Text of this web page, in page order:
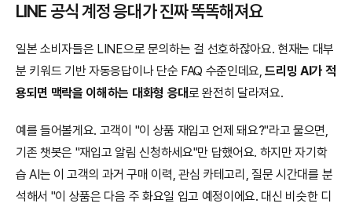
LINE 공식 계정 응대가 진짜 똑똑해져요
일본 소비자들은 LINE으로 문의하는 걸 선호하잖아요. 현재는 대부
분 키워드 기반 자동응답이나 단순 FAQ 수준인데요, 드리밍 AI가 적
용되면 맥락을 이해하는 대화형 응대로 완전히 달라져요.
예를 들어볼게요. 고객이 "이 상품 재입고 언제 돼요?"라고 물으면,
기존 챗봇은 "재입고 알림 신청하세요"만 답했어요. 하지만 자기학
습 AI는 이 고객의 과거 구매 이력, 관심 카테고리, 질문 시간대를 분
석해서 "이 상품은 다음 주 화요일 입고 예정이에요. 대신 비슷한 디